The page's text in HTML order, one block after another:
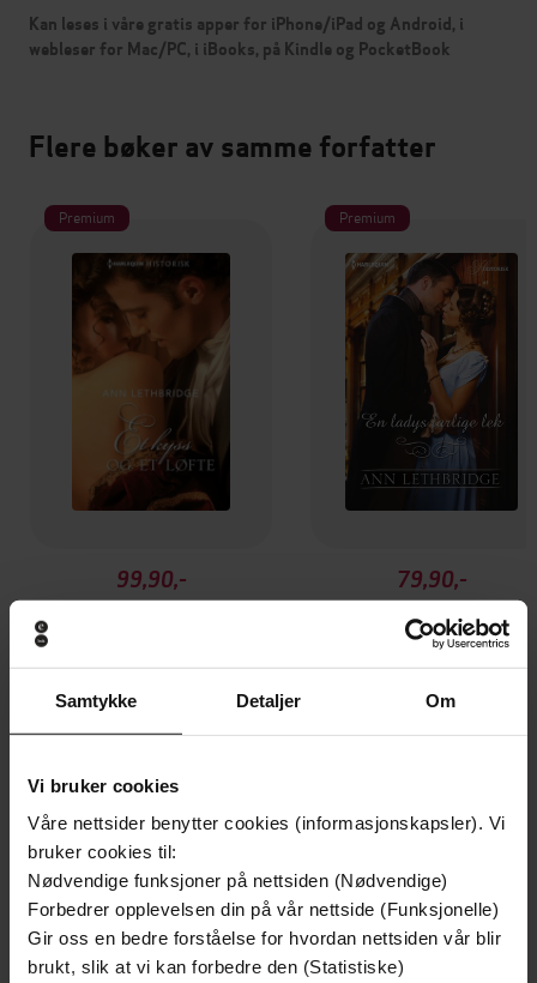
Samtykke Detaljer Om
Vi bruker cookies
Våre nettsider benytter cookies (informasjonskapsler). Vi
bruker cookies til:
Nødvendige funksjoner på nettsiden (Nødvendige)
Forbedrer opplevelsen din på vår nettside (Funksjonelle)
Gir oss en bedre forståelse for hvordan nettsiden vår blir
brukt, slik at vi kan forbedre den (Statistiske)
Kan leses i våre gratis apper for iPhone/iPad og Android, i
webleser for Mac/PC, i iBooks, på Kindle og PocketBook
Flere bøker av samme forfatter
Premium
99,90,-
EBOK
Premium
79,90,-
Ann Lethbridge
EBOK
Andre har også kjøpt
Premium